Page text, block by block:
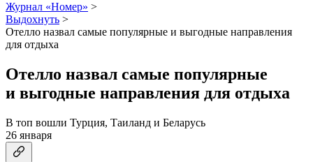
Журнал «Номер» >
Выдохнуть >
Отелло назвал самые популярные и выгодные направления
для отдыха
Отелло назвал самые популярные
и выгодные направления для отдыха
В топ вошли Турция, Таиланд и Беларусь
26 января